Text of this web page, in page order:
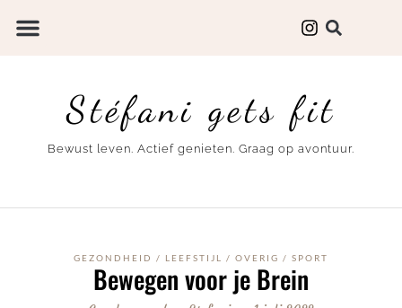
Stéfani gets fit
Bewust leven. Actief genieten. Graag op avontuur.
GEZONDHEID / LEEFSTIJL / OVERIG / SPORT
Bewegen voor je Brein